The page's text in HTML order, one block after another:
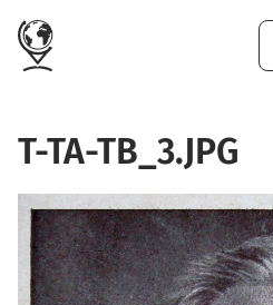
T-TA-TB_3.JPG